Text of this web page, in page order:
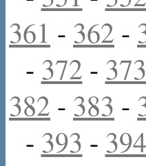
361 - 362 -
- 372 - 373
382 - 383 -
- 393 - 394